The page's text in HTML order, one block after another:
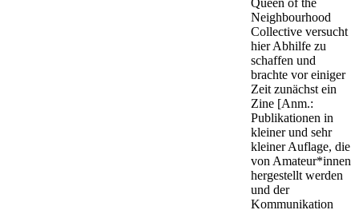
Queen of the
Neighbourhood
Collective versucht
hier Abhilfe zu
schaffen und
brachte vor einiger
Zeit zunächst ein
Zine [Anm.:
Publikationen in
kleiner und sehr
kleiner Auflage, die
von Amateur*innen
hergestellt werden
und der
Kommunikation